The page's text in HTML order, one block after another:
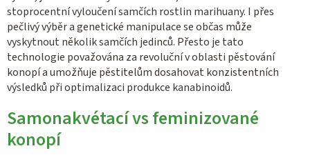
stoprocentní vyloučení samčích rostlin marihuany. I přes
pečlivý výběr a genetické manipulace se občas může
vyskytnout několik samčích jedinců. Přesto je tato
technologie považována za revoluční v oblasti pěstování
konopí a umožňuje pěstitelům dosahovat konzistentních
výsledků při optimalizaci produkce kanabinoidů.
Samonakvétací vs feminizované
konopí